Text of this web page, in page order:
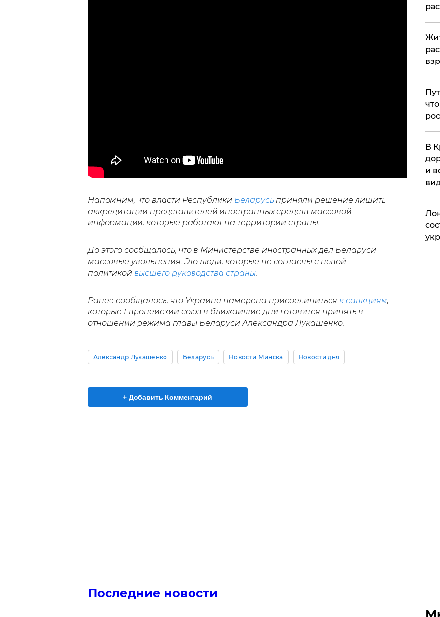
Напомним, что власти Республики Беларусь приняли решение лишить
аккредитации представителей иностранных средств массовой
информации, которые работают на территории страны.
До этого сообщалось, что в Министерстве иностранных дел Беларуси
массовые увольнения. Это люди, которые не согласны с новой
политикой высшего руководства страны.
Ранее сообщалось, что Украина намерена присоединиться к санкциям,
которые Европейский союз в ближайшие дни готовится принять в
отношении режима главы Беларуси Александра Лукашенко.
Александр Лукашенко Беларусь Новости Минска Новости дня
+ Добавить Комментарий
Последние новости
В
и